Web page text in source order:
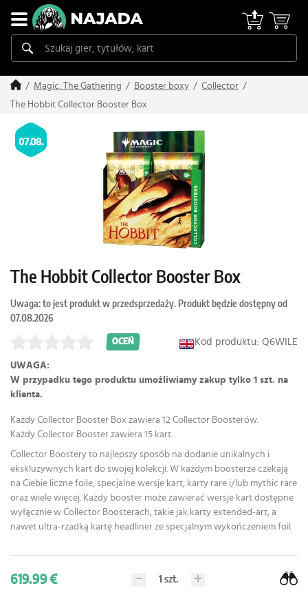
Magic: The Gathering Booster boxy
Collector
The Hobbit Collector Booster Box
07.08.
The Hobbit Collector Booster Box
Uwaga: to jest produkt w przedsprzedaży. Produkt będzie dostępny od
07.08.2026
OCEŃ Kod produktu: Q6WILE
UWAGA:
W przypadku tego produktu umożliwiamy zakup tylko 1 szt. na
klienta.
Każdy Collector Booster Box zawiera 12 Collector Boosterów.
Każdy Collector Booster zawiera 15 kart.
Collector Boostery to najlepszy sposób na dodanie unikalnych i
ekskluzywnych kart do swojej kolekcji. W każdym boosterze czekają
na Ciebie liczne foile, specjalne wersje kart, karty rare i/lub mythic rare
oraz wiele więcej. Każdy booster może zawierać wersje kart dostępne
wyłącznie w Collector Boosterach, takie jak karty extended-art, a
nawet ultra-rzadką kartę headliner ze specjalnym wykończeniem foil.
619.99 € 1 szt.